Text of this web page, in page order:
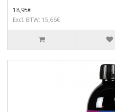
18,95€
Excl. BTW: 15,66€